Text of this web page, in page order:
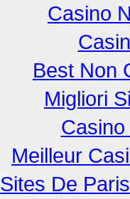
Casino
Best Non
Migliori
Meilleur
Sites De